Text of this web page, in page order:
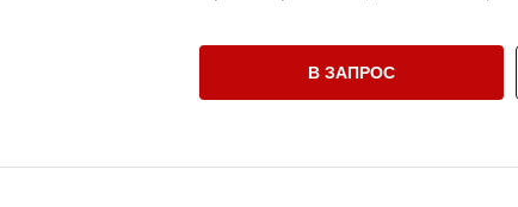
В ЗАПРОС